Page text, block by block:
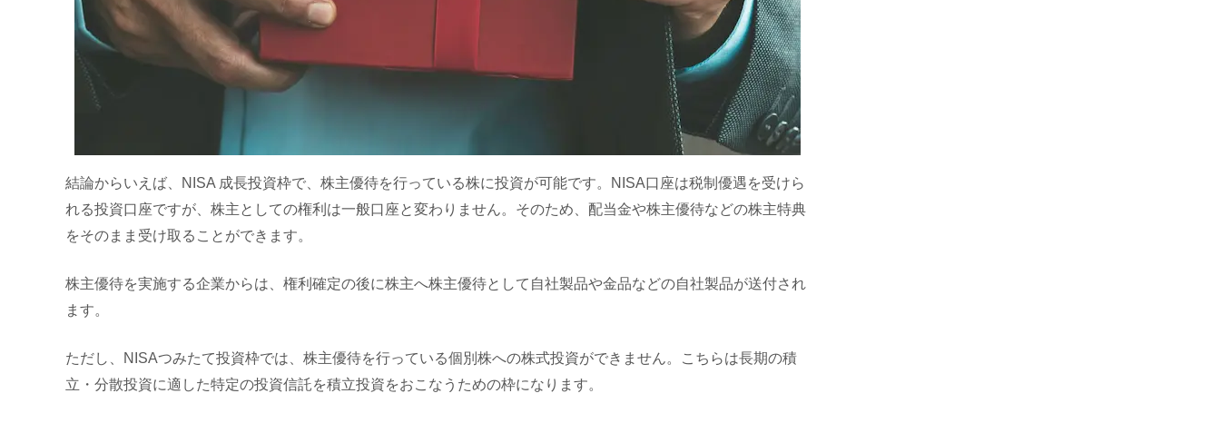
結論からいえば、NISA 成長投資枠で、株主優待を行っている株に投資が可能です。NISA口座は税制優遇を受けら
れる投資口座ですが、株主としての権利は一般口座と変わりません。そのため、配当金や株主優待などの株主特典
をそのまま受け取ることができます。
株主優待を実施する企業からは、権利確定の後に株主へ株主優待として自社製品や金品などの自社製品が送付され
ます。
ただし、NISAつみたて投資枠では 、株主優待を行っている個別株への株式投資ができません。こちらは長期の積
立・分散投資に適した特定の投資信託を積立投資をおこなうための枠になります。